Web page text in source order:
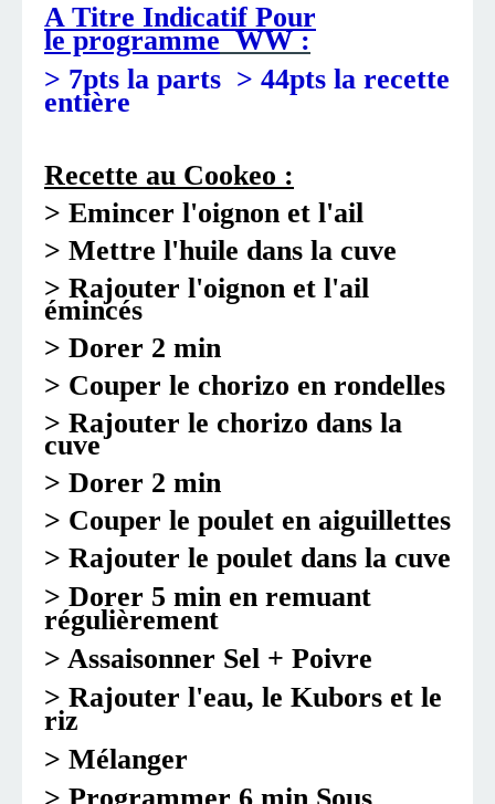
A Titre Indicatif Pour
le programmeWW:
> 7pts la parts > 44pts la recette
entière
Recette au Cookeo :
> Emincer l'oignon et l'ail
> Mettre l'huile dans la cuve
> Rajouter l'oignon et l'ail
émincés
> Dorer 2 min
> Couper le chorizo en rondelles
> Rajouter le chorizo dans la
cuve
> Dorer 2 min
> Couper le poulet en aiguillettes
> Rajouter le poulet dans la cuve
> Dorer 5 min en remuant
régulièrement
> Assaisonner Sel + Poivre
> Rajouter l'eau, le Kubors et le
riz
> Mélanger